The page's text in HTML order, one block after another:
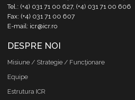
Tel.: (+4) 031 71 00 627, (+4) 031 71 00 606
Fax: (+4) 031 71 00 607
E-mail: icr@icr.ro
DESPRE NOI
Misiune / Strategie / Funcţionare
Equipe
Estrutura ICR